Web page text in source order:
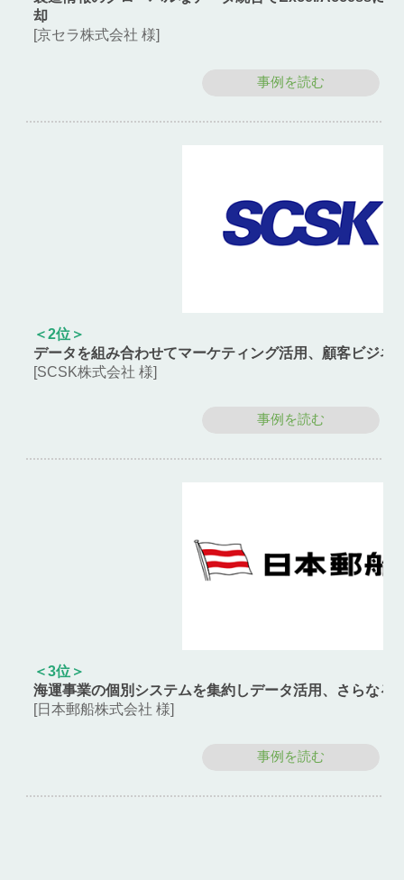
却
[京セラ株式会社 様]
事例を読む
＜2位＞
データを組み合わせてマーケティング活用、顧客ビジネ
[SCSK株式会社 様]
事例を読む
＜3位＞
海運事業の個別システムを集約しデータ活用、さらなる
[日本郵船株式会社 様]
事例を読む